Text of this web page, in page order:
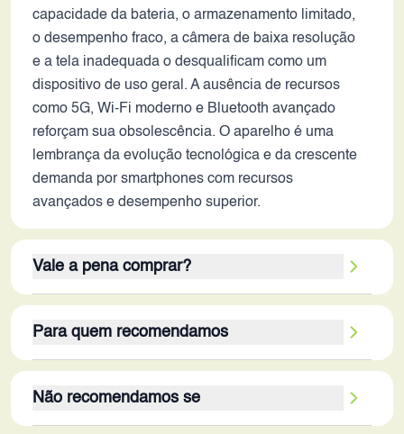
capacidade da bateria, o armazenamento limitado,
o desempenho fraco, a câmera de baixa resolução
e a tela inadequada o desqualificam como um
dispositivo de uso geral. A ausência de recursos
como 5G, Wi-Fi moderno e Bluetooth avançado
reforçam sua obsolescência. O aparelho é uma
lembrança da evolução tecnológica e da crescente
demanda por smartphones com recursos
avançados e desempenho superior.
Vale a pena comprar?
adquirido para uso regular. Embora possua a
vantagem da marca Samsung e um design
muito os poucos pontos positivos. A baixa
capacidade de armazenamento, o desempenho
Para quem recomendamos
para um público muito específico: colecionadores
de aparelhos antigos ou pessoas que buscam um
Não recomendamos se